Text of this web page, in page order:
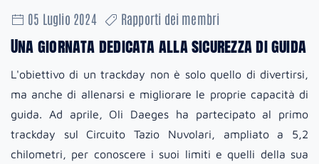
05 Luglio 2024 Rapporti dei membri
Una giornata dedicata alla sicurezza di guida
L'obiettivo di un trackday non è solo quello di divertirsi,
ma anche di allenarsi e migliorare le proprie capacità di
guida. Ad aprile, Oli Daeges ha partecipato al primo
trackday sul Circuito Tazio Nuvolari, ampliato a 5,2
chilometri, per conoscere i suoi limiti e quelli della sua